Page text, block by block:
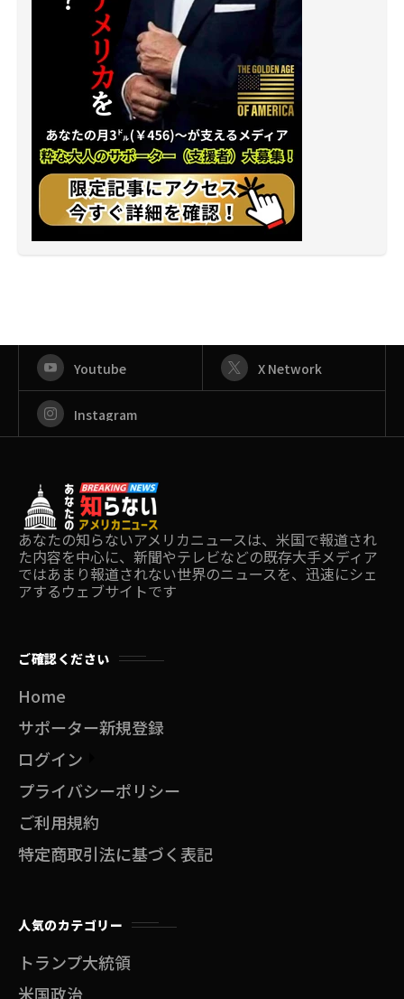
Youtube X Network
Instagram
あなたの知らないアメリカニュースは、米国で報道され
た内容を中心に、新聞やテレビなどの既存大手メディア
ではあまり報道されない世界のニュースを、迅速にシェ
アするウェブサイトです
ご確認ください
Home
サポーター新規登録
ログイン
プライバシーポリシー
ご利用規約
特定商取引法に基づく表記
人気のカテゴリー
トランプ大統領
米国政治